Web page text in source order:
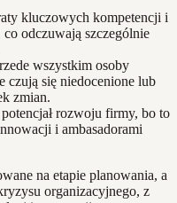
kluczowych kompetencji i
odczuwają szczególnie
wszystkim osoby
czują się niedocenione lub
zmian.
rozwoju firmy, bo to
i ambasadorami
na etapie planowania, a
organizacyjnego, z